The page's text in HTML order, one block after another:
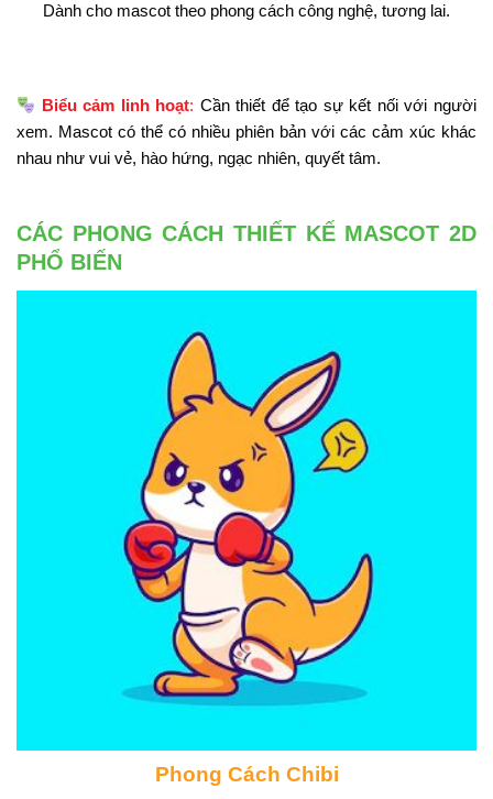
Dành cho mascot theo phong cách công nghệ, tương lai.
Biểu cảm linh hoạt: Cần thiết để tạo sự kết nối với người
xem. Mascot có thể có nhiều phiên bản với các cảm xúc khác
nhau như vui vẻ, hào hứng, ngạc nhiên, quyết tâm.
CÁC PHONG CÁCH THIẾT KẾ MASCOT 2D
PHỔ BIẾN
Phong Cách Chibi